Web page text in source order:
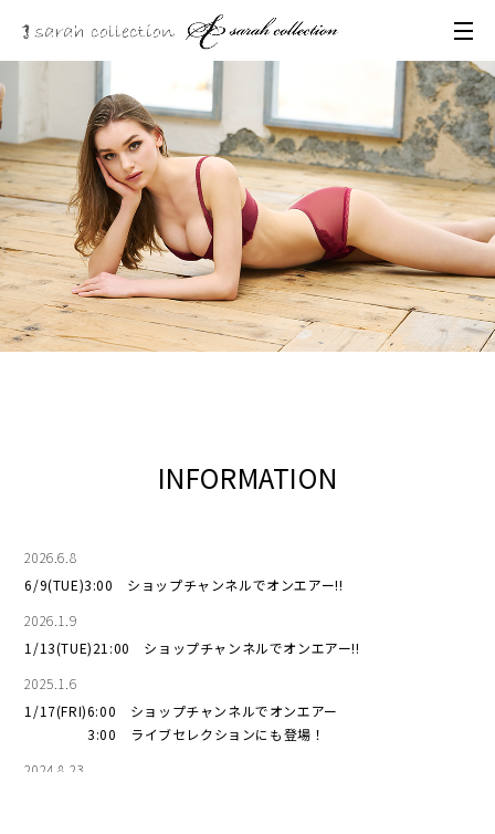
INFORMATION
2026.6.8
6/9(TUE)3:00 ショップチャンネルでオンエアー!!
2026.1.9
1/13(TUE)21:00 ショップチャンネルでオンエアー!!
2025.1.6
1/17(FRI)6:00 ショップチャンネルでオンエアー
3:00 ライブセレクションにも登場！
2024.8.23